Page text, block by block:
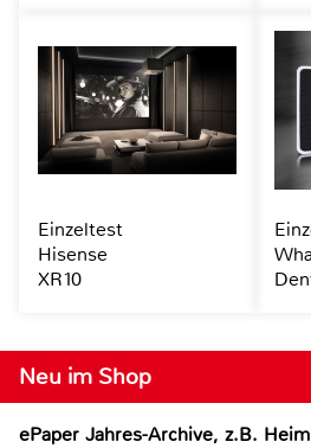
Neu im Shop
ePaper Jahres-Archive, z.B.
Einzeltest
Hisense
XR10